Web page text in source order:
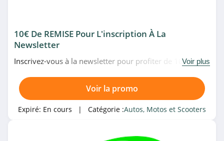
10€ De REMISE Pour L'inscription À La
Newsletter
Inscrivez-vous à la newsletter pour profiter de 10€ de
Voir plus
Voir la promo
Expiré: En cours | Catégorie :Autos, Motos et Scooters